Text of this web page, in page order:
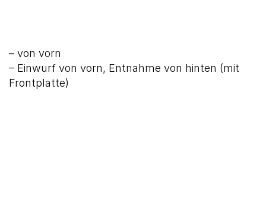
– von vorn
– Einwurf von vorn, Entnahme von hinten (mit
Frontplatte)